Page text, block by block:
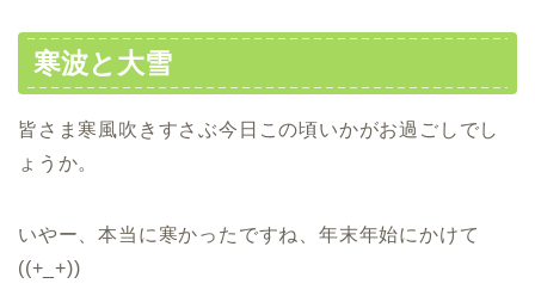
寒波と大雪
皆さま寒風吹きすさぶ今日この頃いかがお過ごしでし
ょうか。
いやー、本当に寒かったですね、年末年始にかけて
((+_+))